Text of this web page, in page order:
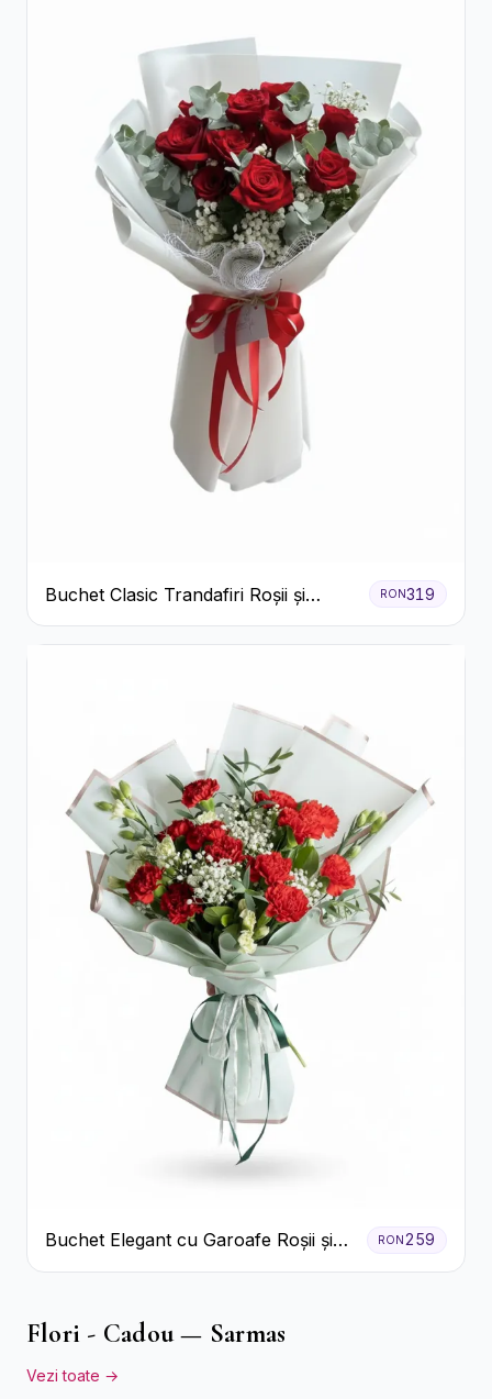
Buchet Clasic Trandafiri Roșii și
Eucalipt
RON319
Buchet Elegant cu Garoafe Roșii și
Floarea Miresei
RON259
Flori - Cadou — Sarmas
Vezi toate →